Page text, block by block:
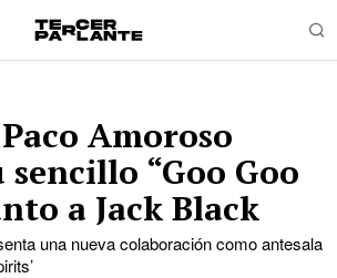
Amoroso
“Goo Goo
a Jack Black
una nueva colaboración como antesala